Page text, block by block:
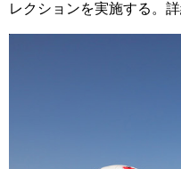
レクションを実施する。